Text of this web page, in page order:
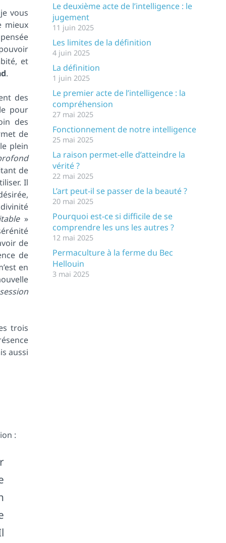
vous
mieux
et
.
des
pour
des
de
plein
de
Il
»
de
de
en
trois
aussi
:
Le deuxième acte de l’intelligence : le
jugement
11 juin 2025
Les limites de la définition
4 juin 2025
La définition
1 juin 2025
Le premier acte de l’intelligence : la
compréhension
27 mai 2025
Fonctionnement de notre intelligence
25 mai 2025
La raison permet-elle d’atteindre la
vérité ?
22 mai 2025
L’art peut-il se passer de la beauté ?
20 mai 2025
Pourquoi est-ce si difficile de se
comprendre les uns les autres ?
12 mai 2025
Permaculture à la ferme du Bec
Hellouin
3 mai 2025